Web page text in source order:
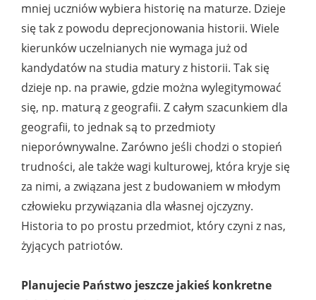
mniej uczniów wybiera historię na maturze. Dzieje
się tak z powodu deprecjonowania historii. Wiele
kierunków uczelnianych nie wymaga już od
kandydatów na studia matury z historii. Tak się
dzieje np. na prawie, gdzie można wylegitymować
się, np. maturą z geografii. Z całym szacunkiem dla
geografii, to jednak są to przedmioty
nieporównywalne. Zarówno jeśli chodzi o stopień
trudności, ale także wagi kulturowej, która kryje się
za nimi, a związana jest z budowaniem w młodym
człowieku przywiązania dla własnej ojczyzny.
Historia to po prostu przedmiot, który czyni z nas,
żyjących patriotów.
Planujecie Państwo jeszcze jakieś konkretne